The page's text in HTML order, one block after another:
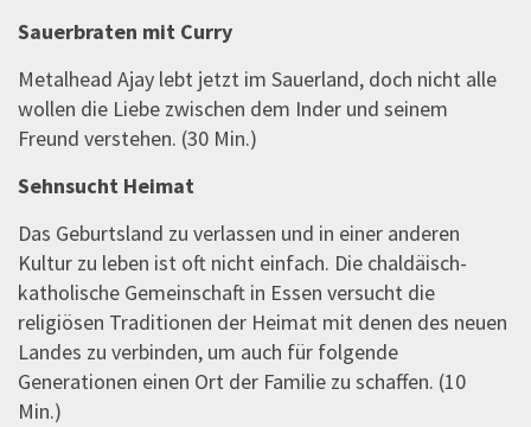
Sauerbraten mit Curry
Metalhead Ajay lebt jetzt im Sauerland, doch nicht alle
wollen die Liebe zwischen dem Inder und seinem
Freund verstehen. (30 Min.)
Sehnsucht Heimat
Das Geburtsland zu verlassen und in einer anderen
Kultur zu leben ist oft nicht einfach. Die chaldäisch-
katholische Gemeinschaft in Essen versucht die
religiösen Traditionen der Heimat mit denen des neuen
Landes zu verbinden, um auch für folgende
Generationen einen Ort der Familie zu schaffen. (10
Min.)